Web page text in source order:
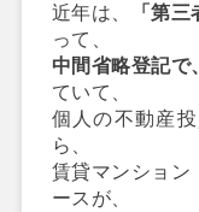
近年は、
「第
って、
中間省略登記で
ていて、
個人の不動産
ら、
賃貸マンション
ースが、